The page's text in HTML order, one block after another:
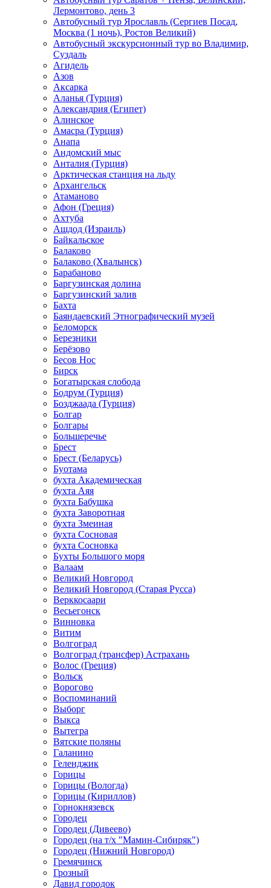
Лермонтово, день 3
Автобусный тур Ярославль (Сергиев Посад,
Москва (1 ночь), Ростов Великий)
Автобусный экскурсионный тур во Владимир,
Суздаль
Агидель
Азов
Аксарка
Аланья (Турция)
Александрия (Египет)
Алинское
Амасра (Турция)
Анапа
Андомский мыс
Анталия (Турция)
Арктическая станция на льду
Архангельск
Атаманово
Афон (Греция)
Ахтуба
Ашдод (Израиль)
Байкальское
Балаково
Балаково (Хвалынск)
Барабаново
Баргузинская долина
Баргузинский залив
Бахта
Баяндаевский Этнографический музей
Беломорск
Березники
Берёзово
Бесов Нос
Бирск
Богатырская слобода
Бодрум (Турция)
Бозджаада (Турция)
Болгар
Болгары
Большеречье
Брест
Брест (Беларусь)
Буотама
бухта Академическая
бухта Аяя
бухта Бабушка
бухта Заворотная
бухта Змеиная
бухта Сосновая
бухта Сосновка
Бухты Большого моря
Валаам
Великий Новгород
Великий Новгород (Старая Русса)
Верккосаари
Весьегонск
Винновка
Витим
Волгоград
Волгоград (трансфер) Астрахань
Волос (Греция)
Вольск
Ворогово
Воспоминаний
Выборг
Выкса
Вытегра
Вятские поляны
Галанино
Геленджик
Горицы
Горицы (Вологда)
Горицы (Кириллов)
Горнокнязевск
Городец
Городец (Дивеево)
Городец (на т/х "Мамин-Сибиряк")
Городец (Нижний Новгород)
Гремячинск
Грозный
Давид городок